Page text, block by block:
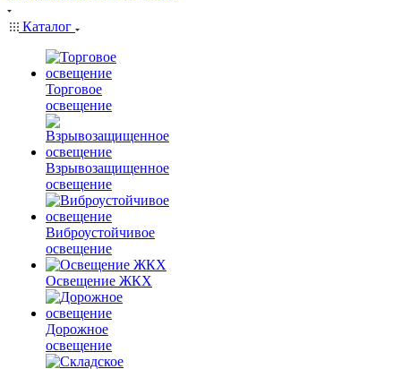
Каталог
Торговое
освещение
Взрывозащищенное
освещение
Виброустойчивое
освещение
Освещение ЖКХ
Дорожное
освещение